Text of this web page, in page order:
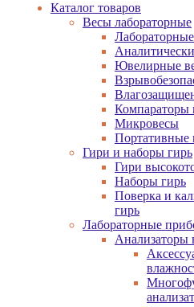
Каталог товаров
Весы лабораторные
Ювелирные
Компараторы
Микровесы
Портативные
Гири и наборы гирь
Гири
Наборы гирь
Поверка и
гирь
Лабораторные
Анализаторы